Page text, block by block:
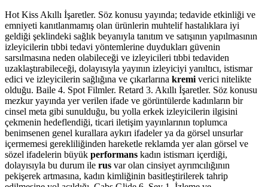
Hot Kiss Akıllı İşaretler. Söz konusu yayında; tedavide etkinliği ve
emniyeti kanıtlanmamış olan ürünlerin muhtelif hastalıklara iyi
geldiği şeklindeki sağlık beyanıyla tanıtım ve satışının yapılmasının
izleyicilerin tıbbi tedavi yöntemlerine duydukları güvenin
sarsılmasına neden olabileceği ve izleyicileri tıbbi tedaviden
uzaklaştırabileceği, dolayısıyla yayının izleyiciyi yanıltıcı, istismar
edici ve izleyicilerin sağlığına ve çıkarlarına kremi verici nitelikte
olduğu. Baile 4. Spot Filmler. Retard 3. Akıllı İşaretler. Söz konusu
mezkur yayında yer verilen ifade ve görüntülerde kadınların bir
cinsel meta gibi sunulduğu, bu yolla erkek izleyicilerin ilgisini
çekmenin hedeflendiği, ticari iletişim yayınlarının toplumca
benimsenen genel kurallara aykırı ifadeler ya da görsel unsurlar
içermemesi gerekliliğinden hareketle reklamda yer alan görsel ve
sözel ifadelerin büyük performans kadın istismarı içerdiği,
dolayısıyla bu durum ile rus var olan cinsiyet ayrımcılığının
pekişerek artmasına, kadın kimliğinin basitleştirilerek tahrip